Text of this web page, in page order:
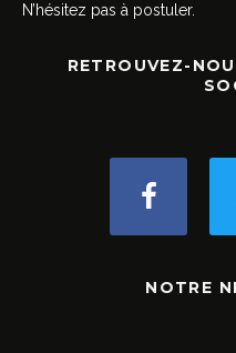
N’hésitez pas à postuler.
RETROUVEZ-
NOTRE